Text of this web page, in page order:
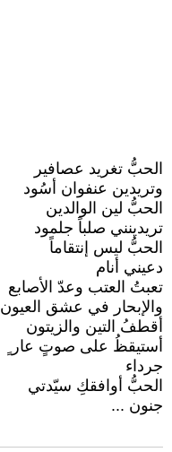
الحبُّ تغريد عصافير
وتريدين عنفوان أسُود
الحبُّ لين الوالدين
تريدينني صلباً جلمود
الحبُّ ليس إنتقاماً
دعيني أنام
تعبتُ العتب وعدّ الأصابع
والإبحار في عشق العيون
أقطفُ التين والزيتون
أستيقظُ على صوتٍ عار ٍ
جرداء
الحبُّ أوافقكِ سيّدتي
جنون ...